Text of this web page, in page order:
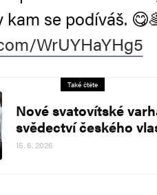
kam se podíváš.
WrUYHaYHg5
Také čtěte
Nové svatovítské
svědectví českého
15. 6. 2026